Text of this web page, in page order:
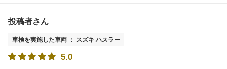
投稿者さん
車検を実施した車両 ： スズキ ハスラー
5.0